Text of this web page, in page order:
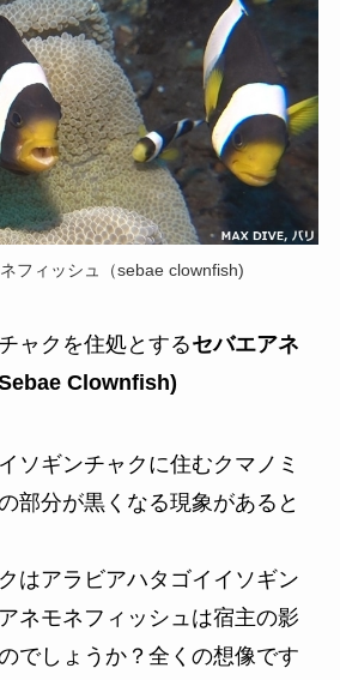
フィッシュ（sebae clownfish)
ャクを住処とするセバエアネ
Clownfish)
ソギンチャクに住むクマノミ
部分が黒くなる現象があると
はアラビアハタゴイイソギン
ネモネフィッシュは宿主の影
でしょうか？全くの想像です